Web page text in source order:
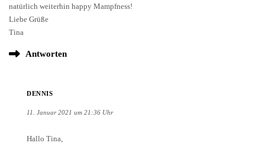
natürlich weiterhin happy Mampfness!
Liebe Grüße
Tina
Antworten
DENNIS
11. Januar 2021 um 21:36 Uhr
Hallo Tina,